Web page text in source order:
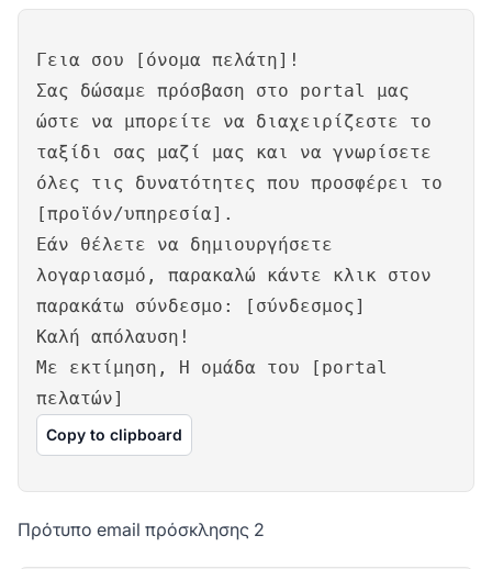
Γεια σου [όνομα πελάτη]!
Σας δώσαμε πρόσβαση στο portal μας
ώστε να μπορείτε να διαχειρίζεστε το
ταξίδι σας μαζί μας και να γνωρίσετε
όλες τις δυνατότητες που προσφέρει το
[προϊόν/υπηρεσία].
Εάν θέλετε να δημιουργήσετε
λογαριασμό, παρακαλώ κάντε κλικ στον
παρακάτω σύνδεσμο: [σύνδεσμος]
Καλή απόλαυση!
Με εκτίμηση, Η ομάδα του [portal
πελατών]
Copy to clipboard
Πρότυπο email πρόσκλησης 2